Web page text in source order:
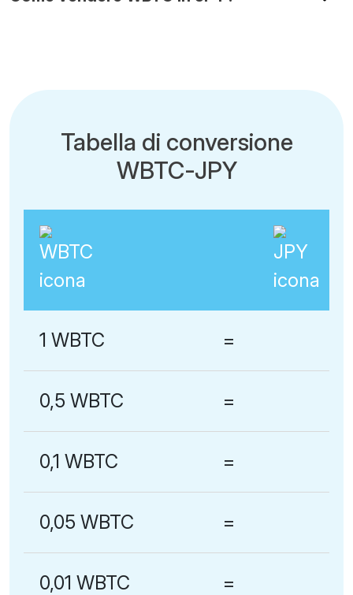
Tabella di conversione
WBTC-JPY
1 WBTC =
0,5 WBTC =
0,1 WBTC =
0,05 WBTC =
0,01 WBTC =